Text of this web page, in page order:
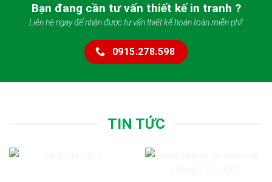
Bạn đang cần tư vấn thiết kế in tranh ?
Liên hệ ngay để nhận được tư vấn thiết kế hoàn toàn miễn phí!
0915.278.598
TIN TỨC